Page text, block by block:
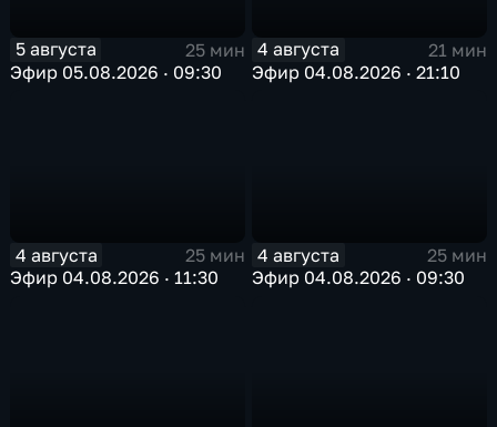
5 августа
25 мин
Эфир 05.08.2026 · 09:30
4 августа
21 мин
Эфир 04.08.2026 · 21:10
4 августа
25 мин
Эфир 04.08.2026 · 11:30
4 августа
25 мин
Эфир 04.08.2026 · 09:30